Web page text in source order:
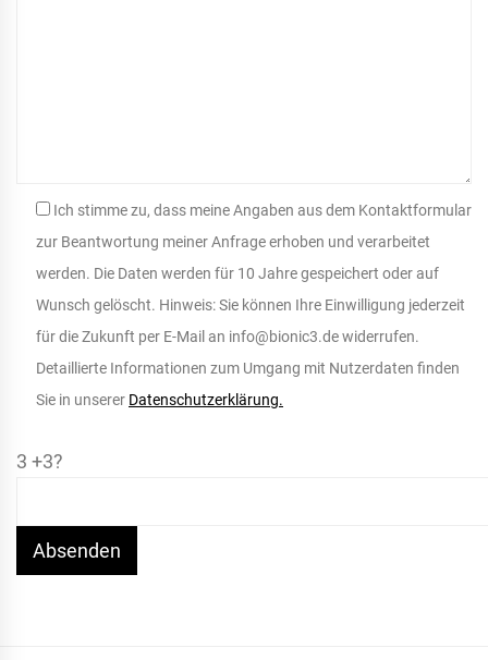
Ich stimme zu, dass meine Angaben aus dem Kontaktformular
zur Beantwortung meiner Anfrage erhoben und verarbeitet
werden. Die Daten werden für 10 Jahre gespeichert oder auf
Wunsch gelöscht. Hinweis: Sie können Ihre Einwilligung jederzeit
für die Zukunft per E-Mail an info@bionic3.de widerrufen.
Detaillierte Informationen zum Umgang mit Nutzerdaten finden
Sie in unserer Datenschutzerklärung.
3 +3?